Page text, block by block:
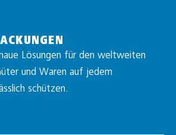
Lösungen für den weltweiten
und Waren auf jedem
schützen.